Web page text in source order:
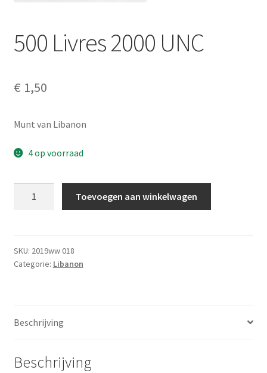
Privacybeleid PMH Enibas
500 Livres 2000 UNC
€ 1,50
Munt van Libanon
4 op voorraad
aantal
Toevoegen aan winkelwagen
SKU: 2019ww 018
Categorie: Libanon
Beschrijving
Beschrijving